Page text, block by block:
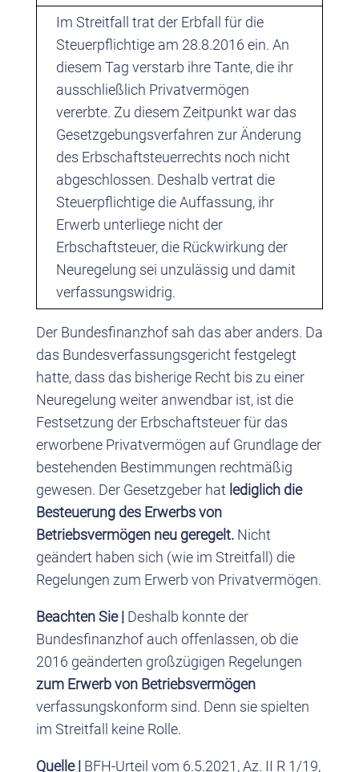
Im Streitfall trat der Erbfall für die
Steuerpflichtige am 28.8.2016 ein. An
diesem Tag verstarb ihre Tante, die ihr
ausschließlich Privatvermögen
vererbte. Zu diesem Zeitpunkt war das
Gesetzgebungsverfahren zur Änderung
des Erbschaftsteuerrechts noch nicht
abgeschlossen. Deshalb vertrat die
Steuerpflichtige die Auffassung, ihr
Erwerb unterliege nicht der
Erbschaftsteuer, die Rückwirkung der
Neuregelung sei unzulässig und damit
verfassungswidrig.
Der Bundesfinanzhof sah das aber anders. Da
das Bundesverfassungsgericht festgelegt
hatte, dass das bisherige Recht bis zu einer
Neuregelung weiter anwendbar ist, ist die
Festsetzung der Erbschaftsteuer für das
erworbene Privatvermögen auf Grundlage der
bestehenden Bestimmungen rechtmäßig
gewesen. Der Gesetzgeber hat lediglich die
Besteuerung des Erwerbs von
Betriebsvermögen neu geregelt.Nicht
geändert haben sich (wie im Streitfall) die
Regelungen zum Erwerb von Privatvermögen.
Beachten Sie | Deshalb konnte der
Bundesfinanzhof auch offenlassen, ob die
2016 geänderten großzügigen Regelungen
zum Erwerb von Betriebsvermögen
verfassungskonform sind. Denn sie spielten
im Streitfall keine Rolle.
Quelle | BFH-Urteil vom 6.5.2021, Az. II R 1/19,